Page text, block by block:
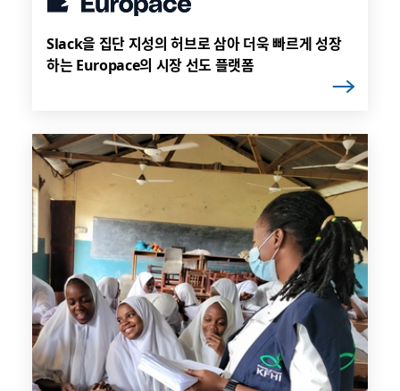
Slack을 집단 지성의 허브로 삼아 더욱 빠르게 성장
하는 Europace의 시장 선도 플랫폼